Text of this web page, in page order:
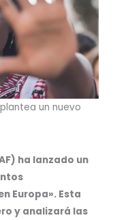
un nuevo
ha lanzado un
Europa». Esta
y analizará las